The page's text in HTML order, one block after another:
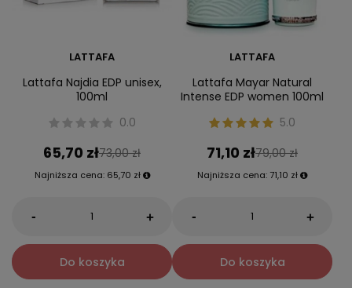
LATTAFA
Lattafa Najdia EDP unisex,
100ml
0.0
65,70 zł73,00 zł
Najniższa cena: 65,70 zł
- +
Do koszyka
LATTAFA
Lattafa Mayar Natural
Intense EDP women 100ml
5.0
71,10 zł79,00 zł
Najniższa cena: 71,10 zł
- +
Do koszyka